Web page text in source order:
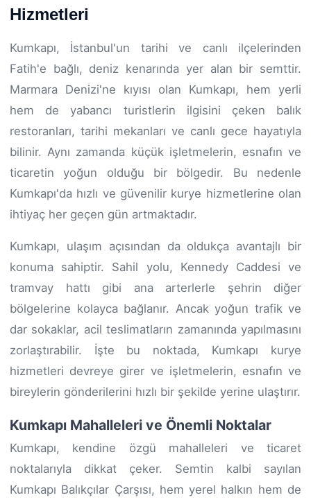
Hizmetleri
Kumkapı, İstanbul'un tarihi ve canlı ilçelerinden
Fatih'e bağlı, deniz kenarında yer alan bir semttir.
Marmara Denizi'ne kıyısı olan Kumkapı, hem yerli
hem de yabancı turistlerin ilgisini çeken balık
restoranları, tarihi mekanları ve canlı gece hayatıyla
bilinir. Aynı zamanda küçük işletmelerin, esnafın ve
ticaretin yoğun olduğu bir bölgedir. Bu nedenle
Kumkapı'da hızlı ve güvenilir kurye hizmetlerine olan
ihtiyaç her geçen gün artmaktadır.
Kumkapı, ulaşım açısından da oldukça avantajlı bir
konuma sahiptir. Sahil yolu, Kennedy Caddesi ve
tramvay hattı gibi ana arterlerle şehrin diğer
bölgelerine kolayca bağlanır. Ancak yoğun trafik ve
dar sokaklar, acil teslimatların zamanında yapılmasını
zorlaştırabilir. İşte bu noktada, Kumkapı kurye
hizmetleri devreye girer ve işletmelerin, esnafın ve
bireylerin gönderilerini hızlı bir şekilde yerine ulaştırır.
Kumkapı Mahalleleri ve Önemli Noktalar
Kumkapı, kendine özgü mahalleleri ve ticaret
noktalarıyla dikkat çeker. Semtin kalbi sayılan
Kumkapı Balıkçılar Çarşısı, hem yerel halkın hem de